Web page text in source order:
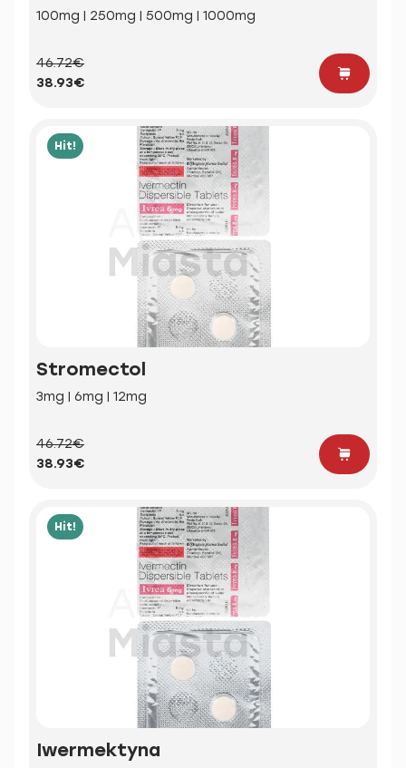
100mg | 250mg | 500mg | 1000mg
46.72€
38.93€
Hit!
Stromectol
3mg | 6mg | 12mg
46.72€
38.93€
Hit!
Iwermektyna